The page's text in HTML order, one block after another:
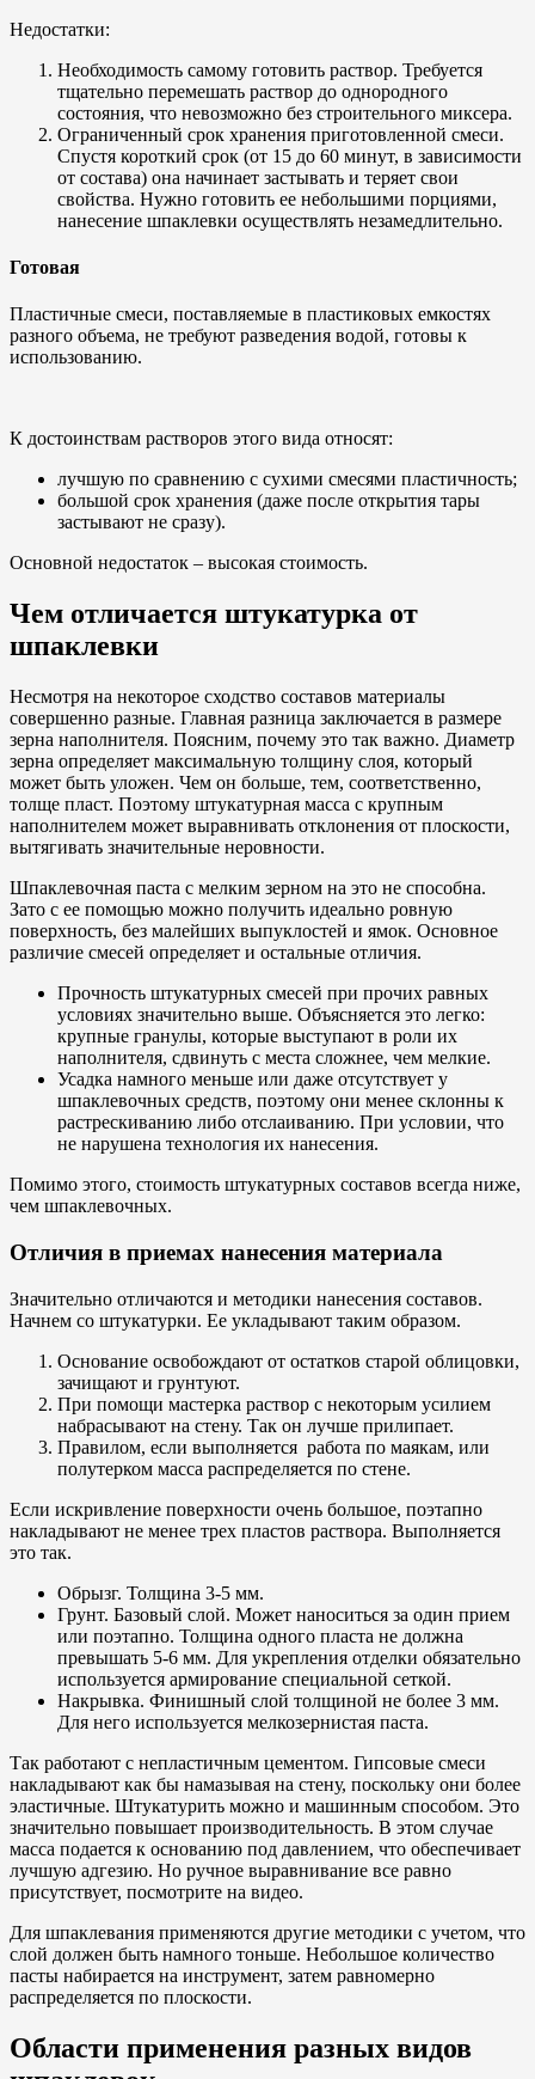
Недостатки:
Необходимость самому готовить раствор. Требуется
тщательно перемешать раствор до однородного
состояния, что невозможно без строительного миксера.
Ограниченный срок хранения приготовленной смеси.
Спустя короткий срок (от 15 до 60 минут, в зависимости
от состава) она начинает застывать и теряет свои
свойства. Нужно готовить ее небольшими порциями,
нанесение шпаклевки осуществлять незамедлительно.
Готовая
Пластичные смеси, поставляемые в пластиковых емкостях
разного объема, не требуют разведения водой, готовы к
использованию.
К достоинствам растворов этого вида относят:
лучшую по сравнению с сухими смесями пластичность;
большой срок хранения (даже после открытия тары
застывают не сразу).
Основной недостаток – высокая стоимость.
Чем отличается штукатурка от
шпаклевки
Несмотря на некоторое сходство составов материалы
совершенно разные. Главная разница заключается в размере
зерна наполнителя. Поясним, почему это так важно. Диаметр
зерна определяет максимальную толщину слоя, который
может быть уложен. Чем он больше, тем, соответственно,
толще пласт. Поэтому штукатурная масса с крупным
наполнителем может выравнивать отклонения от плоскости,
вытягивать значительные неровности.
Шпаклевочная паста с мелким зерном на это не способна.
Зато с ее помощью можно получить идеально ровную
поверхность, без малейших выпуклостей и ямок. Основное
различие смесей определяет и остальные отличия.
Прочность штукатурных смесей при прочих равных
условиях значительно выше. Объясняется это легко:
крупные гранулы, которые выступают в роли их
наполнителя, сдвинуть с места сложнее, чем мелкие.
Усадка намного меньше или даже отсутствует у
шпаклевочных средств, поэтому они менее склонны к
растрескиванию либо отслаиванию. При условии, что
не нарушена технология их нанесения.
Помимо этого, стоимость штукатурных составов всегда ниже,
чем шпаклевочных.
Отличия в приемах нанесения материала
Значительно отличаются и методики нанесения составов.
Начнем со штукатурки. Ее укладывают таким образом.
Основание освобождают от остатков старой облицовки,
зачищают и грунтуют.
При помощи мастерка раствор с некоторым усилием
набрасывают на стену. Так он лучше прилипает.
Правилом, если выполняется работа по маякам, или
полутерком масса распределяется по стене.
Если искривление поверхности очень большое, поэтапно
накладывают не менее трех пластов раствора. Выполняется
это так.
Обрызг. Толщина 3-5 мм.
Грунт. Базовый слой. Может наноситься за один прием
или поэтапно. Толщина одного пласта не должна
превышать 5-6 мм. Для укрепления отделки обязательно
используется армирование специальной сеткой.
Накрывка. Финишный слой толщиной не более 3 мм.
Для него используется мелкозернистая паста.
Так работают с непластичным цементом. Гипсовые смеси
накладывают как бы намазывая на стену, поскольку они более
эластичные. Штукатурить можно и машинным способом. Это
значительно повышает производительность. В этом случае
масса подается к основанию под давлением, что обеспечивает
лучшую адгезию. Но ручное выравнивание все равно
присутствует, посмотрите на видео.
Для шпаклевания применяются другие методики с учетом, что
слой должен быть намного тоньше. Небольшое количество
пасты набирается на инструмент, затем равномерно
распределяется по плоскости.
Области применения разных видов